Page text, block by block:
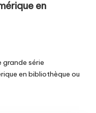
en
grande série
en bibliothèque ou